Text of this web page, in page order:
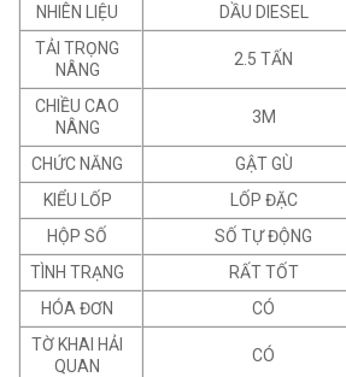
NHIÊN LIỆU
DẦU DIESEL
TẢI TRỌNG
NÂNG
2.5 TẤN
CHIỀU CAO
NÂNG
3M
CHỨC NĂNG
GẬT GÙ
KIỂU LỐP
LỐP ĐẶC
HỘP SỐ
SỐ TỰ ĐỘNG
TÌNH TRẠNG
RẤT TỐT
HÓA ĐƠN
CÓ
TỜ KHAI HẢI
QUAN
CÓ